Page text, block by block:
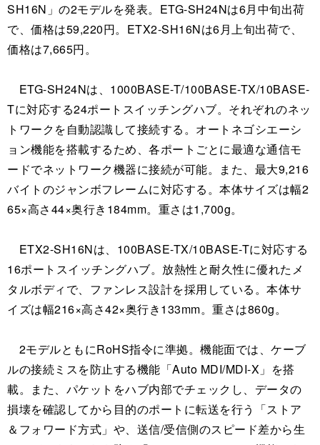
SH16N」の2モデルを発表。ETG-SH24Nは6月中旬出荷
で、価格は59,220円。ETX2-SH16Nは6月上旬出荷で、
価格は7,665円。
ETG-SH24Nは、1000BASE-T/100BASE-TX/10BASE-
Tに対応する24ポートスイッチングハブ。それぞれのネッ
トワークを自動認識して接続する。オートネゴシエーシ
ョン機能を搭載するため、各ポートごとに最適な通信モ
ードでネットワーク機器に接続が可能。また、最大9,216
バイトのジャンボフレームに対応する。本体サイズは幅2
65×高さ44×奥行き184mm。重さは1,700g。
ETX2-SH16Nは、100BASE-TX/10BASE-Tに対応する
16ポートスイッチングハブ。放熱性と耐久性に優れたメ
タルボディで、ファンレス設計を採用している。本体サ
イズは幅216×高さ42×奥行き133mm。重さは860g。
2モデルともにRoHS指令に準拠。機能面では、ケーブ
ルの接続ミスを防止する機能「Auto MDI/MDI-X」を搭
載。また、パケットをハブ内部でチェックし、データの
損壊を確認してから目的のポートに転送を行う「ストア
＆フォワード方式」や、送信/受信側のスピード差から生